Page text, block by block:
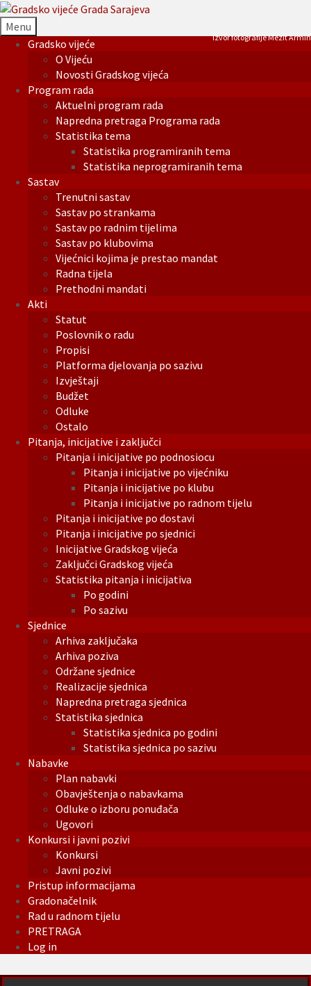
Menu
Gradsko vijeće
O Vijeću
Novosti Gradskog vijeća
Program rada
Aktuelni program rada
Napredna pretraga Programa rada
Statistika tema
Statistika programiranih tema
Statistika neprogramiranih tema
Sastav
Trenutni sastav
Sastav po strankama
Sastav po radnim tijelima
Sastav po klubovima
Vijećnici kojima je prestao mandat
Radna tijela
Prethodni mandati
Akti
Statut
Poslovnik o radu
Propisi
Platforma djelovanja po sazivu
Izvještaji
Budžet
Odluke
Ostalo
Pitanja, inicijative i zaključci
Pitanja i inicijative po podnosiocu
Pitanja i inicijative po vijećniku
Pitanja i inicijative po klubu
Pitanja i inicijative po radnom tijelu
Pitanja i inicijative po dostavi
Pitanja i inicijative po sjednici
Inicijative Gradskog vijeća
Zaključci Gradskog vijeća
Statistika pitanja i inicijativa
Po godini
Po sazivu
Sjednice
Arhiva zaključaka
Arhiva poziva
Održane sjednice
Realizacije sjednica
Napredna pretraga sjednica
Statistika sjednica
Statistika sjednica po godini
Statistika sjednica po sazivu
Nabavke
Plan nabavki
Obavještenja o nabavkama
Odluke o izboru ponuđača
Ugovori
Konkursi i javni pozivi
Konkursi
Javni pozivi
Pristup informacijama
Gradonačelnik
Rad u radnom tijelu
PRETRAGA
Log in
Izvor fotografije Mezit Armin